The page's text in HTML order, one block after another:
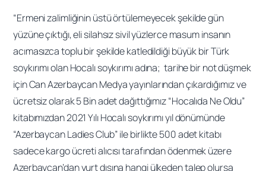
“Ermeni zalimliğinin üstü örtülemeyecek şekilde gün
yüzüne çıktığı, eli silahsız sivil yüzlerce masum insanın
acımasızca toplu bir şekilde katledildiği büyük bir Türk
soykırımı olan Hocalı soykırımı adına; tarihe bir not düşmek
için Can Azerbaycan Medya yayınlarından çıkardığımız ve
ücretsiz olarak 5 Bin adet dağıttığımız “Hocalıda Ne Oldu”
kitabımızdan 2021 Yılı Hocalı soykırımı yıl dönümünde
“Azerbaycan Ladies Club” ile birlikte 500 adet kitabı
sadece kargo ücreti alıcısı tarafından ödenmek üzere
Azerbaycan’dan yurt dışına hangi ülkeden talep olursa